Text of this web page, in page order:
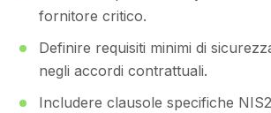
fornitore critico.
Definire requisiti minimi di
negli accordi contrattuali.
Includere clausole specifiche